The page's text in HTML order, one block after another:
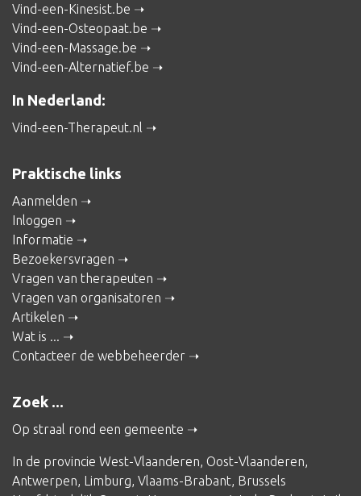
Vind-een-Kinesist.be
Vind-een-Osteopaat.be
Vind-een-Massage.be
Vind-een-Alternatief.be
In Nederland:
Vind-een-Therapeut.nl
Praktische links
Aanmelden
Inloggen
Informatie
Bezoekersvragen
Vragen van therapeuten
Vragen van organisatoren
Artikelen
Wat is ...
Contacteer de webbeheerder
Zoek ...
Op straal rond een gemeente
In de provincie West-Vlaanderen Oost-Vlaanderen
Antwerpen Limburg Vlaams-Brabant Brussels